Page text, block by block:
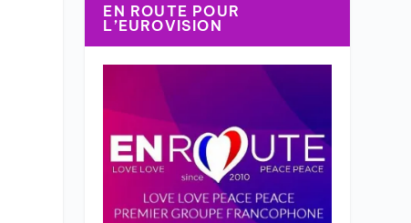
EN ROUTE POUR
L’EUROVISION